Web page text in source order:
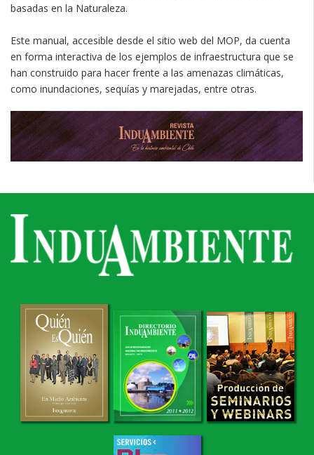
basadas en la Naturaleza.
Este manual, accesible desde el sitio web del MOP, da cuenta
en forma interactiva de los ejemplos de infraestructura que se
han construido para hacer frente a las amenazas climáticas,
como inundaciones, sequías y marejadas, entre otras.